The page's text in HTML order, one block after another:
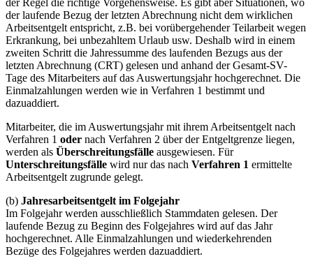
der Regel die richtige Vorgehensweise. Es gibt aber Situationen, wo
der laufende Bezug der letzten Abrechnung nicht dem wirklichen
Arbeitsentgelt entspricht, z.B. bei vorübergehender Teilarbeit wegen
Erkrankung, bei unbezahltem Urlaub usw. Deshalb wird in einem
zweiten Schritt die Jahressumme des laufenden Bezugs aus der
letzten Abrechnung (CRT) gelesen und anhand der Gesamt-SV-
Tage des Mitarbeiters auf das Auswertungsjahr hochgerechnet. Die
Einmalzahlungen werden wie in Verfahren 1 bestimmt und
dazuaddiert.
Mitarbeiter, die im Auswertungsjahr mit ihrem Arbeitsentgelt nach
Verfahren 1 oder nach Verfahren 2 über der Entgeltgrenze liegen,
werden als Überschreitungsfälle ausgewiesen. Für
Unterschreitungsfälle wird nur das nach Verfahren 1 ermittelte
Arbeitsentgelt zugrunde gelegt.
(b) Jahresarbeitsentgelt im Folgejahr
Im Folgejahr werden ausschließlich Stammdaten gelesen. Der
laufende Bezug zu Beginn des Folgejahres wird auf das Jahr
hochgerechnet. Alle Einmalzahlungen und wiederkehrenden
Bezüge des Folgejahres werden dazuaddiert.